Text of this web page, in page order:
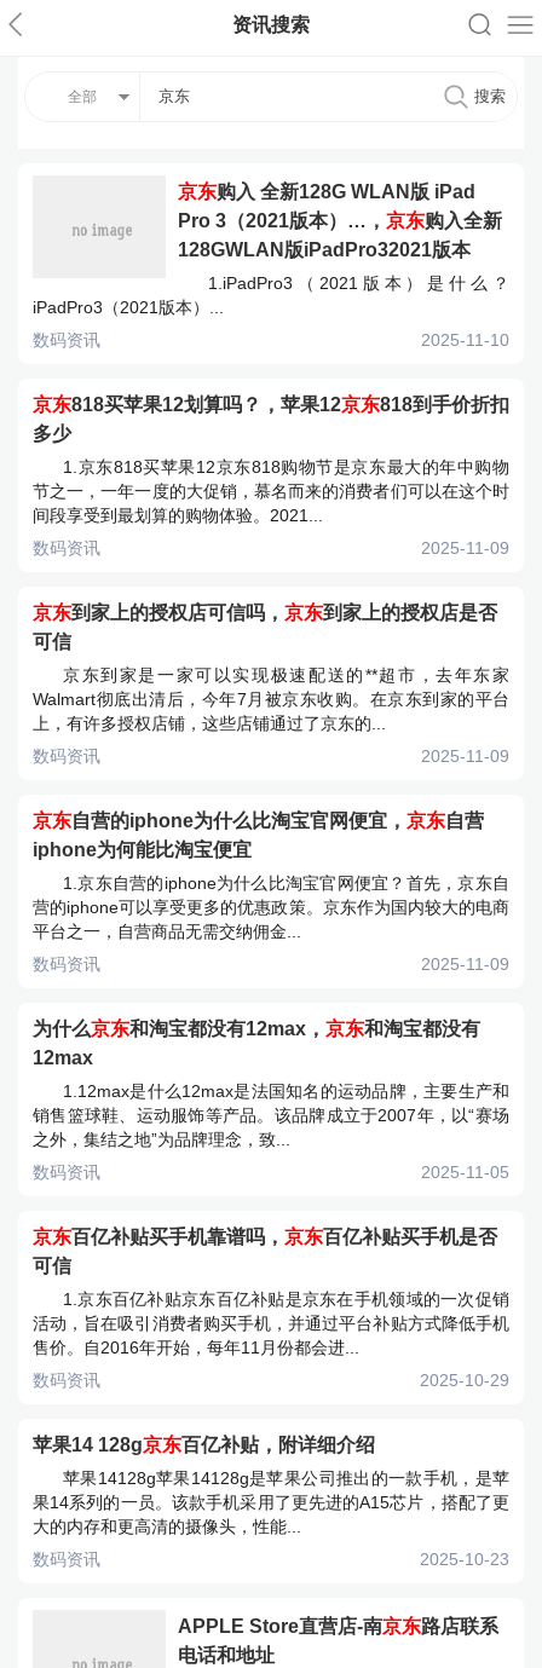
资讯搜索
全部
京东购入 全新128G WLAN版 iPad
Pro 3（2021版本）…， 京东购入全新
128GWLAN版iPadPro32021版本
1.iPadPro3（2021版本）是什么？
iPadPro3（2021版本）...
数码资讯
2025-11-10
京东818买苹果12划算吗？，苹果12京东818到手价折扣
多少
1.京东818买苹果12京东818购物节是京东最大的年中购物
节之一，一年一度的大促销，慕名而来的消费者们可以在这个时
间段享受到最划算的购物体验。2021...
数码资讯
2025-11-09
京东到家上的授权店可信吗， 京东到家上的授权店是否
可信
京东到家是一家可以实现极速配送的**超市，去年东家
Walmart彻底出清后，今年7月被京东收购。在京东到家的平台
上，有许多授权店铺，这些店铺通过了京东的...
数码资讯
2025-11-09
京东自营的iphone为什么比淘宝官网便宜， 京东自营
iphone为何能比淘宝便宜
1.京东自营的iphone为什么比淘宝官网便宜？首先，京东自
营的iphone可以享受更多的优惠政策。京东作为国内较大的电商
平台之一，自营商品无需交纳佣金...
数码资讯
2025-11-09
为什么京东和淘宝都没有12max， 京东和淘宝都没有
12max
1.12max是什么12max是法国知名的运动品牌，主要生产和
销售篮球鞋、运动服饰等产品。该品牌成立于2007年，以“赛场
之外，集结之地”为品牌理念，致...
数码资讯
2025-11-05
京东百亿补贴买手机靠谱吗， 京东百亿补贴买手机是否
可信
1.京东百亿补贴京东百亿补贴是京东在手机领域的一次促销
活动，旨在吸引消费者购买手机，并通过平台补贴方式降低手机
售价。自2016年开始，每年11月份都会进...
数码资讯
2025-10-29
苹果14 128g京东百亿补贴，附详细介绍
苹果14128g苹果14128g是苹果公司推出的一款手机，是苹
果14系列的一员。该款手机采用了更先进的A15芯片，搭配了更
大的内存和更高清的摄像头，性能...
数码资讯
2025-10-23
APPLE Store直营店-南京东路店联系
电话和地址